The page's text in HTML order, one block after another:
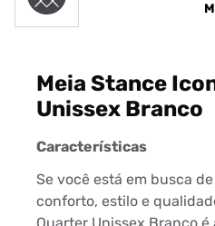
Meia Stance
Unissex Branco
Características
Se você está em busca
conforto, estilo e